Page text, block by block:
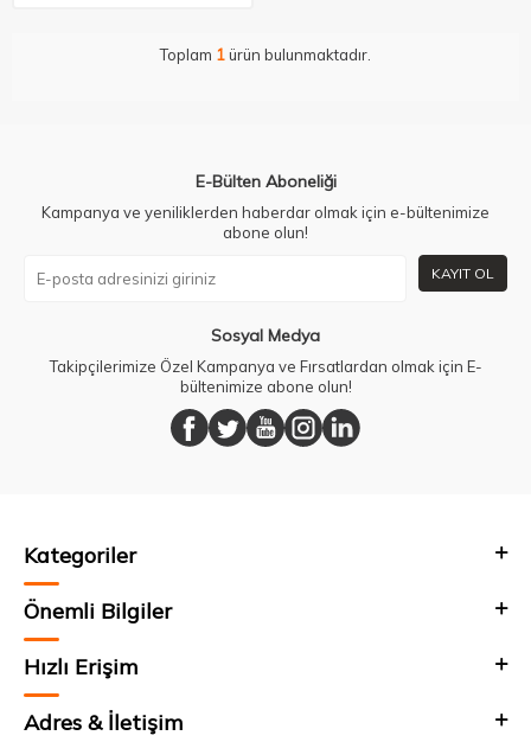
Toplam 1ürün bulunmaktadır.
E-Bülten Aboneliği
Kampanya ve yeniliklerden haberdar olmak için e-bültenimize
abone olun!
KAYIT OL
Sosyal Medya
Takipçilerimize Özel Kampanya ve Fırsatlardan olmak için E-
bültenimize abone olun!
Kategoriler
Önemli Bilgiler
Hızlı Erişim
Adres & İletişim